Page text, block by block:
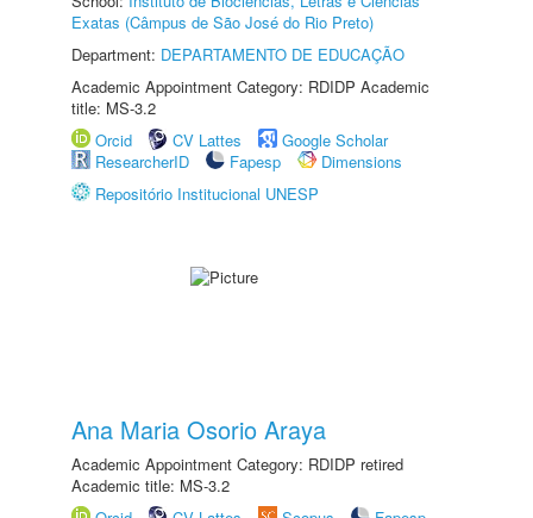
Exatas (Câmpus de São José do Rio Preto)
Department: DEPARTAMENTO DE EDUCAÇÃO
Academic Appointment Category: RDIDP Academic
title: MS-3.2
Orcid
CV Lattes
Google Scholar
ResearcherID
Fapesp
Dimensions
Repositório Institucional UNESP
Ana Maria Osorio Araya
Academic Appointment Category: RDIDP retired
Academic title: MS-3.2